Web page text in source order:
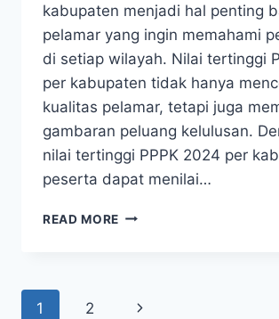
kabupaten menjadi hal penting
pelamar yang ingin memahami
di setiap wilayah. Nilai tertinggi
per kabupaten tidak hanya
kualitas pelamar, tetapi juga
gambaran peluang kelulusan.
nilai tertinggi PPPK 2024 per
peserta dapat menilai…
READ MORE
1 2